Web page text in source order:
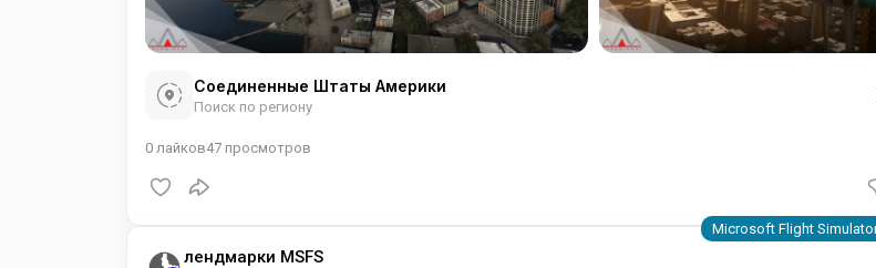
Соединенные Штаты Америки
Поиск по региону
0 лайков47 просмотров
лендмарки MSFS